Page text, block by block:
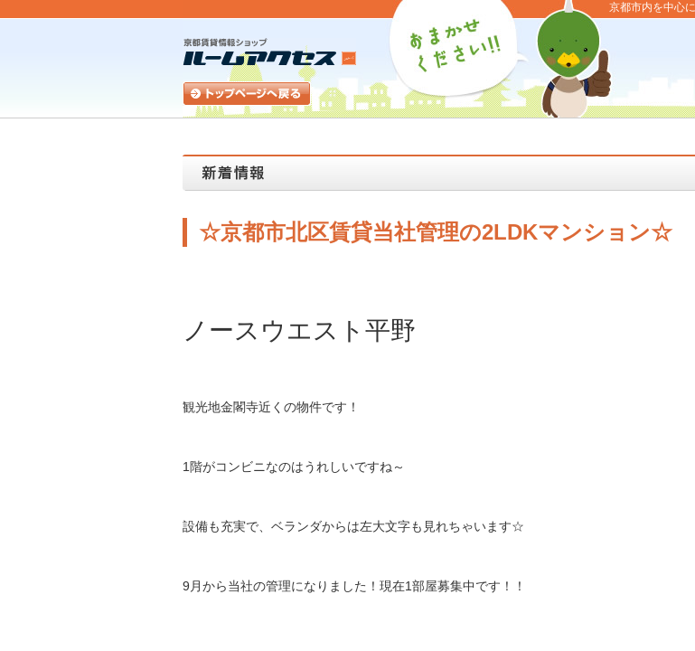
京都市内を中心
☆京都市北区賃貸当社管理の2LDKマンション☆
ノースウエスト平野
観光地金閣寺近くの物件です！
1階がコンビニなのはうれしいですね～
設備も充実で、ベランダからは左大文字も見れちゃいます☆
9月から当社の管理になりました！現在1部屋募集中です！！